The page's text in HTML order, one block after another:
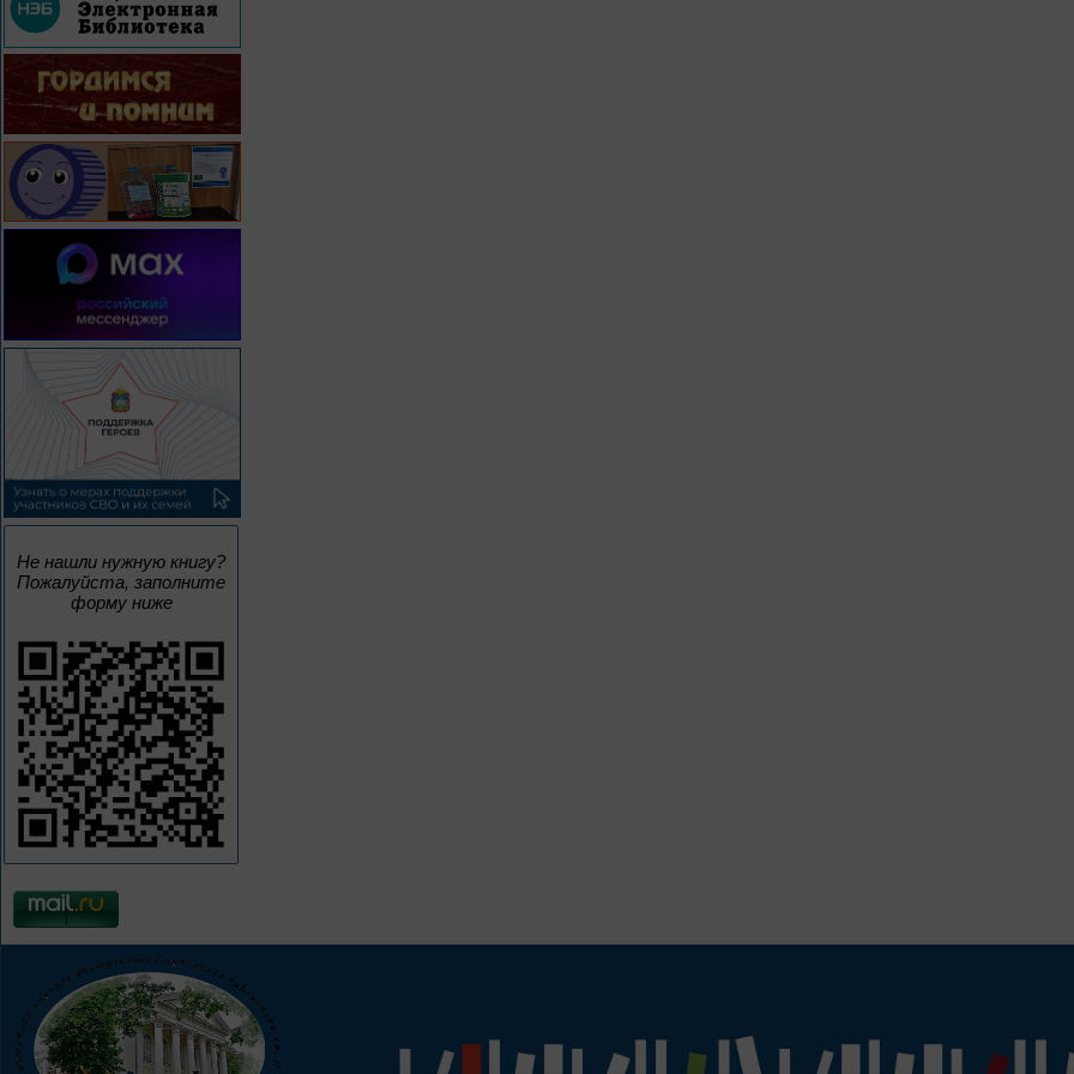
Не нашли нужную книгу?
Пожалуйста, заполните
форму ниже